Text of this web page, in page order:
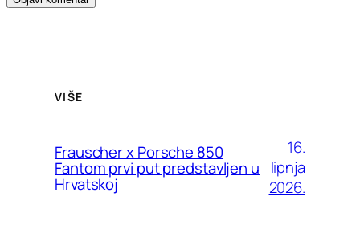
VIŠE
Frauscher x Porsche 850
Fantom prvi put predstavljen u
Hrvatskoj
16.
lipnja
2026.